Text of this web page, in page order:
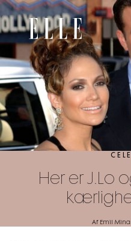
Her er J.Lo
Af Emil